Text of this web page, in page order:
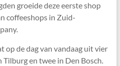
groeide deze eerste shop
coffeeshops in Zuid-
op de dag van vandaag uit vier
en twee in Den Bosch.